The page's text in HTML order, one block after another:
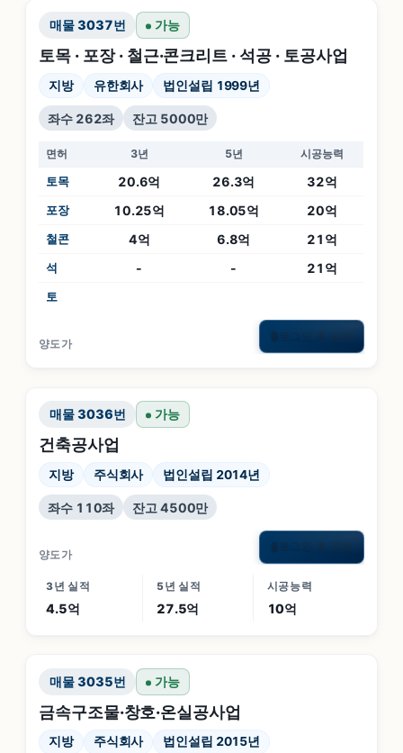
매물 3037번 가능
토목 · 포장 · 철근·콘크리트 · 석공 · 토공사업
지방 유한회사 법인설립 1999년
좌수 262좌 잔고 5000만
면허 3년 5년 시공능력
토목 20.6억 26.3억 32억
포장 10.25억 18.05억 20억
철콘 4억 6.8억 21억
석 - - 21억
토
양도가
🔒 로그인 후 공개
매물 3036번 가능
건축공사업
지방 주식회사 법인설립 2014년
좌수 110좌 잔고 4500만
3년 실적
4.5억
5년 실적
27.5억
시공능력
10억
양도가
🔒 로그인 후 공개
매물 3035번 가능
금속구조물·창호·온실공사업
지방 주식회사 법인설립 2015년